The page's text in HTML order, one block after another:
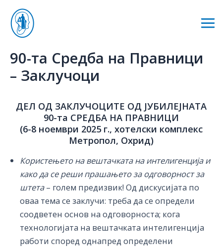
content
90-та Средба на Правници
– Заклучоци
ДЕЛ ОД ЗАКЛУЧОЦИТЕ ОД ЈУБИЛЕЈНАТА
90-та СРЕДБА НА ПРАВНИЦИ
(6-8 ноември 2025 г., хотелски комплекс
Метропол, Охрид)
Користењето на вештачката на интелигенција и
како да се реши прашањето за одговорност за
штета– голем предизвик! Од дискусијата по
оваа тема се заклучи: треба да се определи
соодветен основ на одговорноста; кога
технологијата на вештачката интелигенција
работи според однапред определени